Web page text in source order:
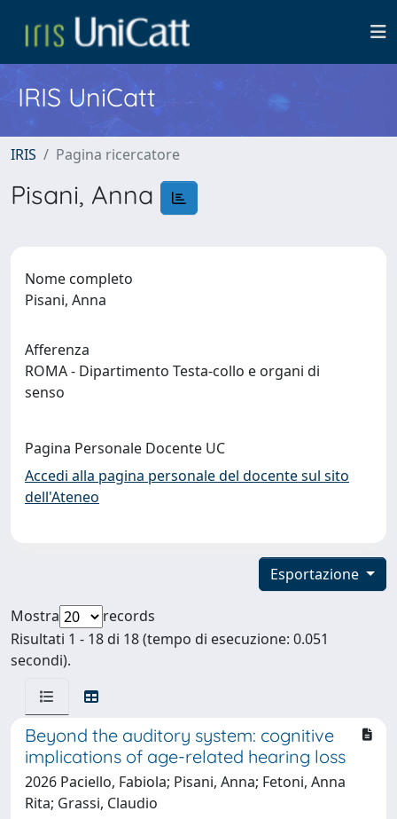
IRIS UniCatt
IRIS Pagina ricercatore
Pisani, Anna
Nome completo
Pisani, Anna
Afferenza
ROMA - Dipartimento Testa-collo e organi di
senso
Pagina Personale Docente UC
Accedi alla pagina personale del docente sul sito
dell'Ateneo
Esportazione
Mostra
records
Risultati 1 - 18 di 18 (tempo di esecuzione: 0.051
secondi).
Beyond the auditory system: cognitive
implications of age-related hearing loss
2026 Paciello, Fabiola; Pisani, Anna; Fetoni, Anna
Rita; Grassi, Claudio